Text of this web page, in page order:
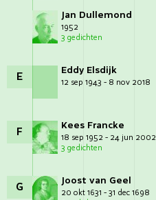
Jan Dullemond
1952
3 gedichten
E Eddy Elsdijk
12 sep 1943 - 8 nov 2018
F Kees Francke
18 sep 1952 - 24 jun 2002
3 gedichten
G Joost van Geel
20 okt 1631 - 31 dec 1698